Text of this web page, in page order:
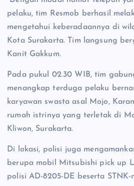
pelaku, tim Resmob berhasil
mengetahui keberadaannya di
Kota Surakarta. Tim langsung
Kanit Gakkum.
Pada pukul 02.30 WIB, tim
menangkap terduga pelaku
karyawan swasta asal Mojo,
rumah istrinya yang terletak di
Kliwon, Surakarta.
Di lokasi, polisi juga
berupa mobil Mitsubishi pick up
polisi AD-8205-DE beserta STNK-